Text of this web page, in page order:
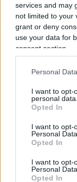
services and may
not limited to your
grant or deny
use your data for
consent section.
Personal
I want to opt-
personal data.
Opted In
I want to opt-
Personal Data.
Opted In
I want to opt-
Personal
Opted In
per le
Conte,
Un passaggio